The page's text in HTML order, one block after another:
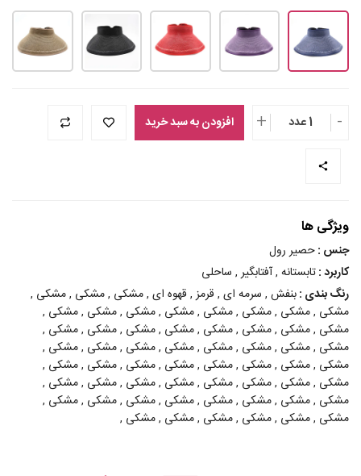
- 1 عدد + افزودن به سبد خرید
ویژگی ها
جنس :حصیر رول
کاربرد :تابستانه , آفتابگیر , ساحلی
رنگ بندی :بنفش , سرمه ای , قرمز , قهوه ای , مشکی , مشکی , مشکی ,
مشکی , مشکی , مشکی , مشکی , مشکی , مشکی , مشکی , مشکی ,
مشکی , مشکی , مشکی , مشکی , مشکی , مشکی , مشکی , مشکی ,
مشکی , مشکی , مشکی , مشکی , مشکی , مشکی , مشکی , مشکی ,
مشکی , مشکی , مشکی , مشکی , مشکی , مشکی , مشکی , مشکی ,
مشکی , مشکی , مشکی , مشکی , مشکی , مشکی , مشکی , مشکی ,
مشکی , مشکی , مشکی , مشکی , مشکی , مشکی , مشکی , مشکی ,
مشکی , مشکی , مشکی , مشکی , مشکی , مشکی ,